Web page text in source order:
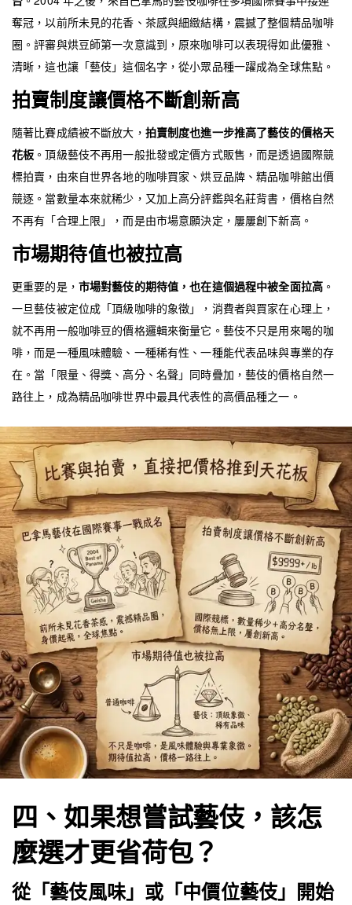
奪冠，以前所未見的花香、茶感與細緻結構，震撼了整個精品咖啡
圈。評審與烘豆師第一次意識到，原來咖啡可以表現得如此優雅、
清晰，這也讓「藝伎」這個名字，從小眾品種一躍成為全球焦點。
拍賣制度讓價格不斷創新高
隨著比賽成績被不斷放大， 拍賣制度也進一步推高了藝伎的價格天
花板 。頂級藝伎不再用一般批發或定價方式販售，而是透過國際競
標拍賣，由來自世界各地的咖啡買家、烘豆品牌、精品咖啡館出價
競逐。當數量本來就稀少，又加上高分評鑑與名莊背書，價格自然
不再有「合理上限」，而是由市場意願決定，屢屢創下新高。
市場期待值也被拉高
更重要的是， 市場對藝伎的期待值，也在這個過程中被全面拉高。
一旦藝伎被定位成「頂級咖啡的象徵」，消費者與買家在心理上，
就不再用一般咖啡豆的價格邏輯來衡量它。藝伎不只是用來喝的咖
啡，而是一種風味體驗、一種稀有性、一種能代表品味與專業的存
在。當「限量、得獎、高分、名聲」同時疊加，藝伎的價格自然一
路往上，成為精品咖啡世界中最具代表性的高價品種之一。
四、如果想嘗試藝伎，該怎
麼選才更省荷包？
從「藝伎風味」或「中價位藝伎」開始